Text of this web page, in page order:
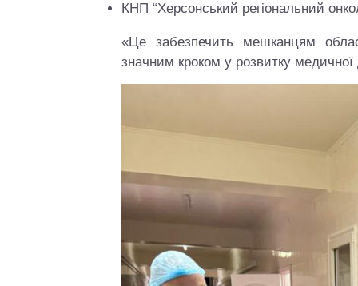
КНП “Херсонський регіональний
«Це забезпечить мешканцям
значним кроком у розвитку медичної